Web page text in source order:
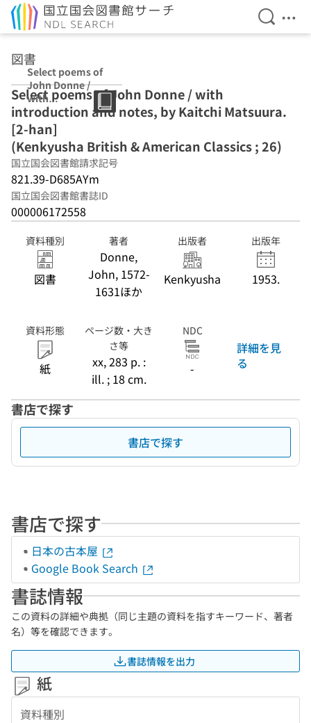
検索を
メ
図書
Select poems of
John Donne /
with
introduction
and notes, by
Kaitchi
Matsuura. [2-
han]
(Kenkyusha
British &
American
Classics ; 26)
Select poems of John Donne / with
introduction and notes, by Kaitchi Matsuura.
[2-han]
(Kenkyusha British & American Classics ; 26)
国立国会図書館請求記号
821.39-D685AYm
国立国会図書館書誌ID
000006172558
資料種別
図書
著者
Donne,
John, 1572-
1631ほか
出版者
Kenkyusha
出版年
1953.
資料形態
紙
ページ数・大き
さ等
xx, 283 p. :
ill. ; 18 cm.
NDC
-
詳細を見
る
書店で探す
書店で探す
書店で探す
日本の古本屋
Google Book Search
書誌情報
この資料の詳細や典拠（同じ主題の資料を指すキーワード、著者
名）等を確認できます。
書誌情報を出力
紙
資料種別